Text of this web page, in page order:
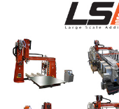
INTAMSYS